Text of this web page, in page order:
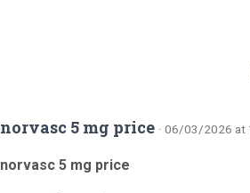
norvasc 5 mg price · 06/03/2026 at
norvasc 5 mg price